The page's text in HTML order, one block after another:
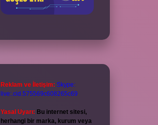
Reklam ve İletişim: Skype:
live:.cid.575569c608265c69
Yasal Uyarı: Bu internet sitesi,
herhangi bir marka, kurum veya